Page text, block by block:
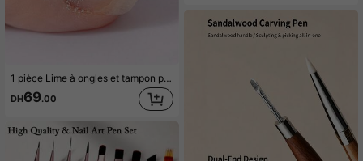
1 pièce Lime à ongles et tampon portable, repoussoir de cuticules, outil de vernis à ongles
DH69.00